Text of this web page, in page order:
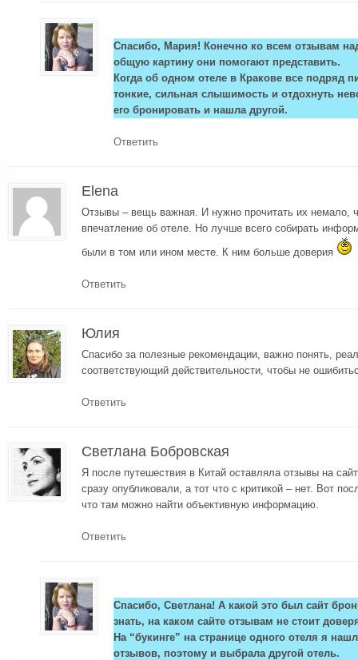
Спасибо, Мария! Конечно ко всем отзывам
общую картину они помогают представить.
Когда об одном отеле в Кракове все подряд
тонкие, сильная слышимость и отдохнуть
его бронировать и нашла другой.
Ответить
Elena
Отзывы – вещь важная. И нужно прочитать их немало,
впечатление об отеле. Но лучше всего собирать
были в том или ином месте. К ним больше доверия
Ответить
Юлия
Спасибо за полезные рекомендации, важно понять,
соответствующий действительности, чтобы не
Ответить
Светлана Бобровская
Я после путешествия в Китай оставляла отзывы на
сразу опубликовали, а тот что с критикой – нет. Вот
что там можно найти объективную информацию.
Ответить
Спасибо, Светлана! А какой это был сайт
знать, на каком сайте отзывам не стоит
На “букинге” на странице одного отеля я
отзывов, поэтому и выбрала другой отель.